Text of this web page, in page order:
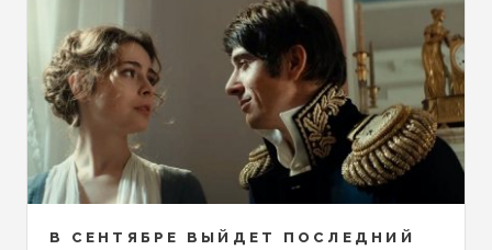
В СЕНТЯБРЕ ВЫЙДЕТ ПОСЛЕДНИЙ